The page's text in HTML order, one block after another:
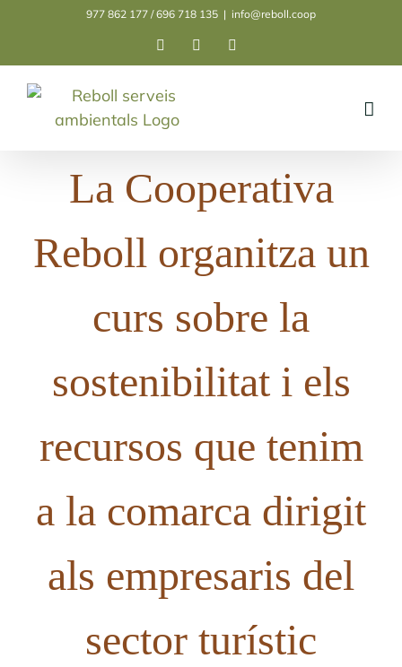
977 862 177 / 696 718 135 | info@reboll.coop
FacebookInstagram
La Cooperativa
Reboll organitza un
curs sobre la
sostenibilitat i els
recursos que tenim
a la comarca dirigit
als empresaris del
sector turístic